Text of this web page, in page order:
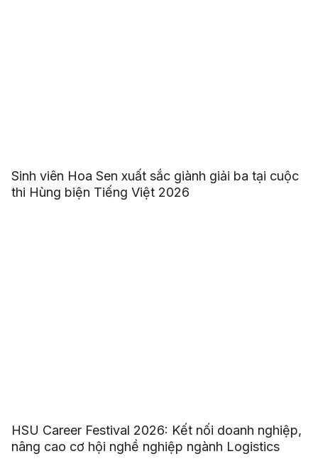
Sinh viên Hoa Sen xuất sắc giành giải ba tại cuộc
thi Hùng biện Tiếng Việt 2026
HSU Career Festival 2026: Kết nối doanh nghiệp,
nâng cao cơ hội nghề nghiệp ngành Logistics